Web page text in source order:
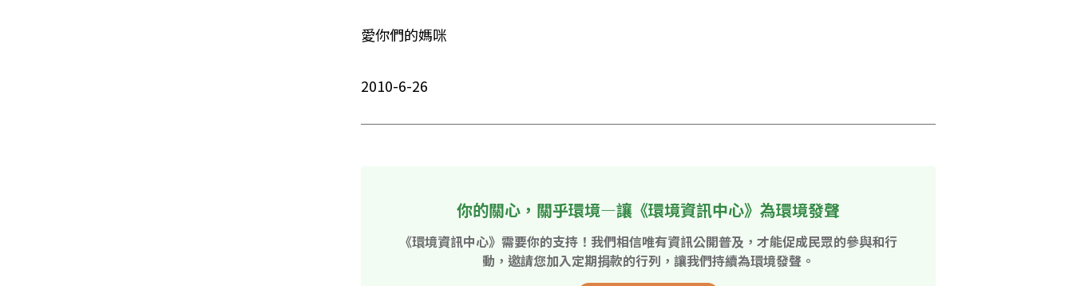
愛你們的媽咪
2010-6-26
你的關心，關乎環境—讓《環境資訊中心》為環境發聲
《環境資訊中心》需要你的支持！我們相信唯有資訊公開普及，才能促成民眾的參與和行
動，邀請您加入定期捐款的行列，讓我們持續為環境發聲。